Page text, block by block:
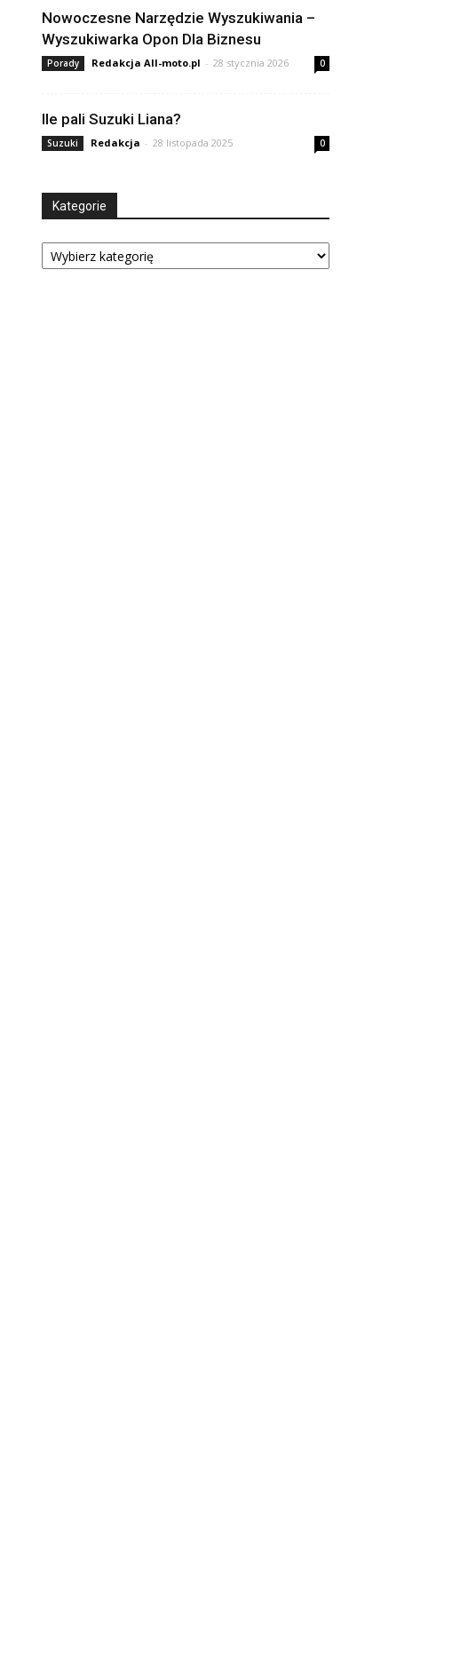
Nowoczesne Narzędzie Wyszukiwania –
Wyszukiwarka Opon Dla Biznesu
Porady Redakcja All-moto.pl - 28 stycznia 2026 0
Ile pali Suzuki Liana?
Suzuki Redakcja - 28 listopada 2025 0
Kategorie
Kategorie